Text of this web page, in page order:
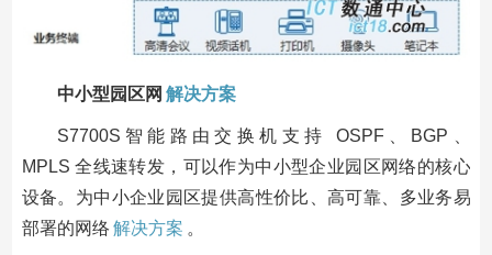
中小型园区网 解决方案
S7700S智能路由交换机支持 OSPF、BGP、
MPLS 全线速转发，可以作为中小型企业园区网络的核心
设备。为中小企业园区提供高性价比、高可靠、多业务易
部署的网络 解决方案 。